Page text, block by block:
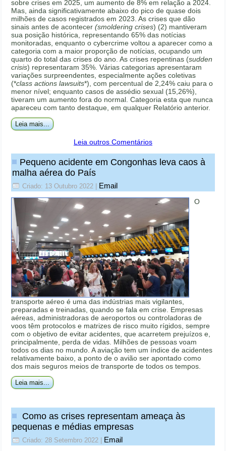
sobre crises em 2025, um aumento de 8% em relação a 2024.
Mas, ainda significativamente abaixo do pico de quase dois
milhões de casos registrados em 2023. As crises que dão
sinais antes de acontecer(smoldering crises) (2) mantiveram
sua posição histórica, representando 65% das notícias
monitoradas, enquanto o cybercrime voltou a aparecer como a
categoria com a maior proporção de notícias, ocupando um
quarto do total das crises do ano. As crises repentinas (sudden
crisis) representaram 35%. Várias categorias apresentaram
variações surpreendentes, especialmente ações coletivas
(*class actions lawsuits*), com percentual de 2,24% caiu para o
menor nível; enquanto casos de assédio sexual (15,26%),
tiveram um aumento fora do normal. Categoria esta que nunca
apareceu com tanto destaque, em qualquer Relatório anterior.
Leia mais...
Leia outros Comentários
Pequeno acidente em Congonhas leva caos à
malha aérea do País
Criado: 13 Outubro 2022 Email
O
transporte aéreo é uma das indústrias mais vigilantes,
preparadas e treinadas, quando se fala em crise. Empresas
aéreas, administradoras de aeroportos ou controladoras de
voos têm protocolos e matrizes de risco muito rígidos, sempre
com o objetivo de evitar acidentes, que acarretem prejuízos e,
principalmente, perda de vidas. Milhões de pessoas voam
todos os dias no mundo. A aviação tem um índice de acidentes
relativamente baixo, a ponto de o avião ser apontado como
dos mais seguros meios de transporte de todos os tempos.
Leia mais...
Como as crises representam ameaça às
pequenas e médias empresas
Criado: 28 Setembro 2022 Email